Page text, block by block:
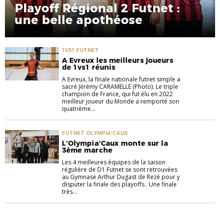
Playoff Régional 2 Futnet :
une belle apothéose
1VS1 FUTNET
A Evreux les meilleurs joueurs
de 1vs1 réunis
A Evreux, la finale nationale futnet simple a
sacré Jérémy CARAMELLE (Photo). Le triple
champion de France, qui fut élu en 2022
meilleur joueur du Monde a remporté son
quatrième...
FUTNET OLYMPIA'CAUX
L’Olympia’Caux monte sur la
3ème marche
Les 4 meilleures équipes de la saison
régulière de D1 Futnet se sont retrouvées
au Gymnase Arthur Dugast de Rezé pour y
disputer la finale des playoffs. Une finale
très...